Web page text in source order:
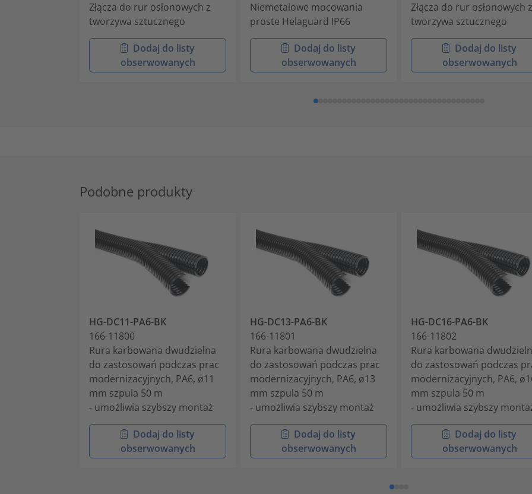
Złącza do rur osłonowych z
tworzywa sztucznego
Dodaj do listy
obserwowanych
Niemetalowe mocowania
proste Helaguard IP66
Dodaj do listy
obserwowanych
Złącza do rur osłonowych z
tworzywa sztucznego
Dodaj do listy
obserwowanych
Podobne produkty
HG-DC11-PA6-BK
166-11800
Rura karbowana dwudzielna
do zastosowań podczas prac
modernizacyjnych, PA6, ø11
mm szpula 50 m
- umożliwia szybszy montaż
Dodaj do listy
obserwowanych
HG-DC13-PA6-BK
166-11801
Rura karbowana dwudzielna
do zastosowań podczas prac
modernizacyjnych, PA6, ø13
mm szpula 50 m
- umożliwia szybszy montaż
Dodaj do listy
obserwowanych
HG-DC16-PA6-BK
166-11802
Rura karbowana
do zastosowań podczas
modernizacyjnych, PA6,
mm szpula 50 m
- umożliwia szybszy
Dodaj do listy
obserwowanych